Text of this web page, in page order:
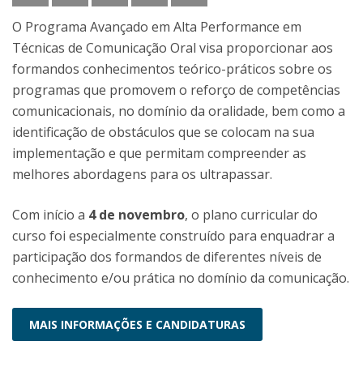
O Programa Avançado em Alta Performance em
Técnicas de Comunicação Oral visa proporcionar aos
formandos conhecimentos teórico-práticos sobre os
programas que promovem o reforço de competências
comunicacionais, no domínio da oralidade, bem como a
identificação de obstáculos que se colocam na sua
implementação e que permitam compreender as
melhores abordagens para os ultrapassar.
Com início a 4 de novembro, o plano curricular do
curso foi especialmente construído para enquadrar a
participação dos formandos de diferentes níveis de
conhecimento e/ou prática no domínio da comunicação.
MAIS INFORMAÇÕES E CANDIDATURAS